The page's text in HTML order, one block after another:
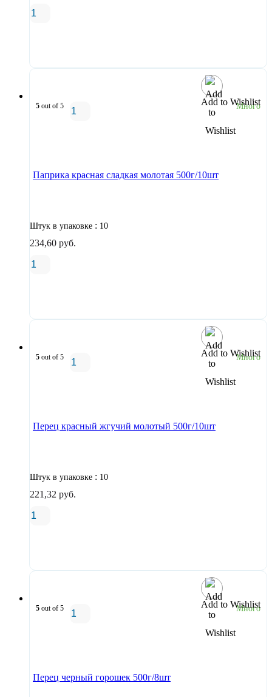
Add to Wishlist
5 out of 5 Много
Паприка красная сладкая молотая 500г/10шт
Штук в упаковке : 10
234,60 руб.
Add to Wishlist
5 out of 5 Много
Перец красный жгучий молотый 500г/10шт
Штук в упаковке : 10
221,32 руб.
Add to Wishlist
5 out of 5 Много
Перец черный горошек 500г/8шт